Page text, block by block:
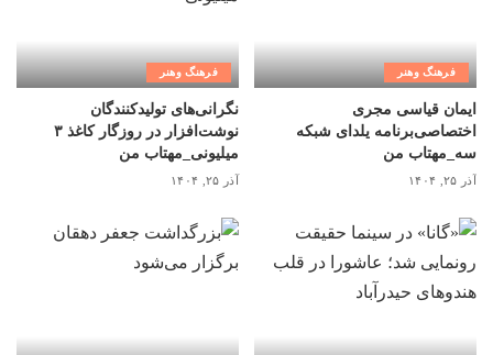
فرهنگ وهنر
ایمان قیاسی مجری
اختصاصی‌برنامه یلدای شبکه
سه_مهتاب من
آذر ۲۵, ۱۴۰۴
فرهنگ وهنر
نگرانی‌های تولیدکنندگان
نوشت‌افزار در روزگار کاغذ ۳
میلیونی_مهتاب من
آذر ۲۵, ۱۴۰۴